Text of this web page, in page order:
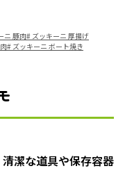
ニ 豚肉# ズッキーニ 厚揚げ
# ズッキーニ ボート焼き
潔な道具や保存容器